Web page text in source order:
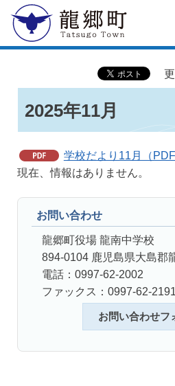
龍郷町
2025年11月
学校だより11月（PDF
現在、情報はありません。
お問い合わせ
龍郷町役場 龍南中学校
894-0104 鹿児島県大島郡
電話：0997-62-2002
ファックス：0997-62-2191
お問い合わせフ